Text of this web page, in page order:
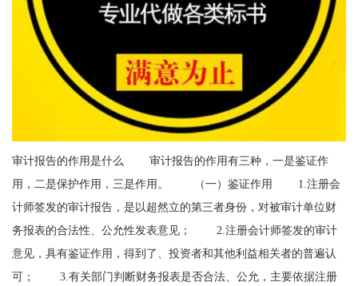
审计报告的作用是什么 审计报告的作用有三种，一是鉴证作
用，二是保护作用，三是作用。 （一）鉴证作用 1.注册会
计师签发的审计报告，是以超然立的第三者身份，对被审计单位财
务报表的合法性、公允性发表意见； 2.注册会计师签发的审计
意见，具有鉴证作用，得到了、投资者和其他利益相关者的普遍认
可； 3.有关部门判断财务报表是否合法、公允，主要依据注册